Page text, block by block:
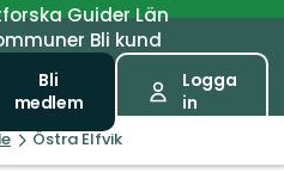
GuiderLän
Bli kund
Bli
medlem
Logga
in
Östra Elfvik